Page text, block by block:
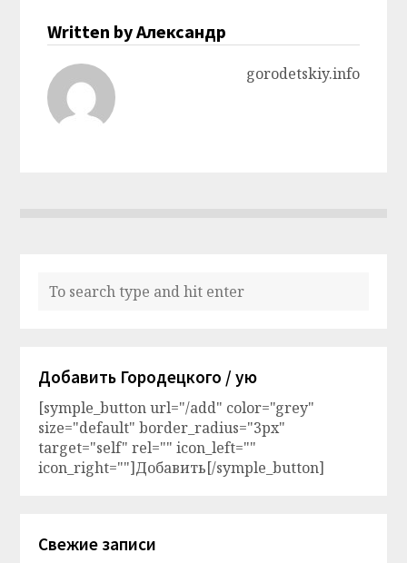
Written by Александр
gorodetskiy.info
Добавить Городецкого / ую
[symple_button url="/add" color="grey"
size="default" border_radius="3px"
target="self" rel="" icon_left=""
icon_right=""]Добавить[/symple_button]
Свежие записи